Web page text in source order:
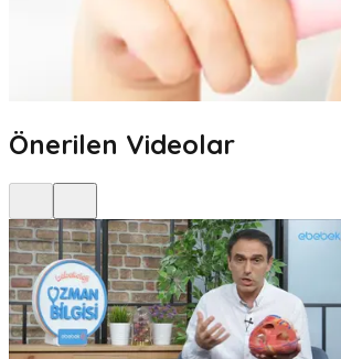
Önerilen Videolar